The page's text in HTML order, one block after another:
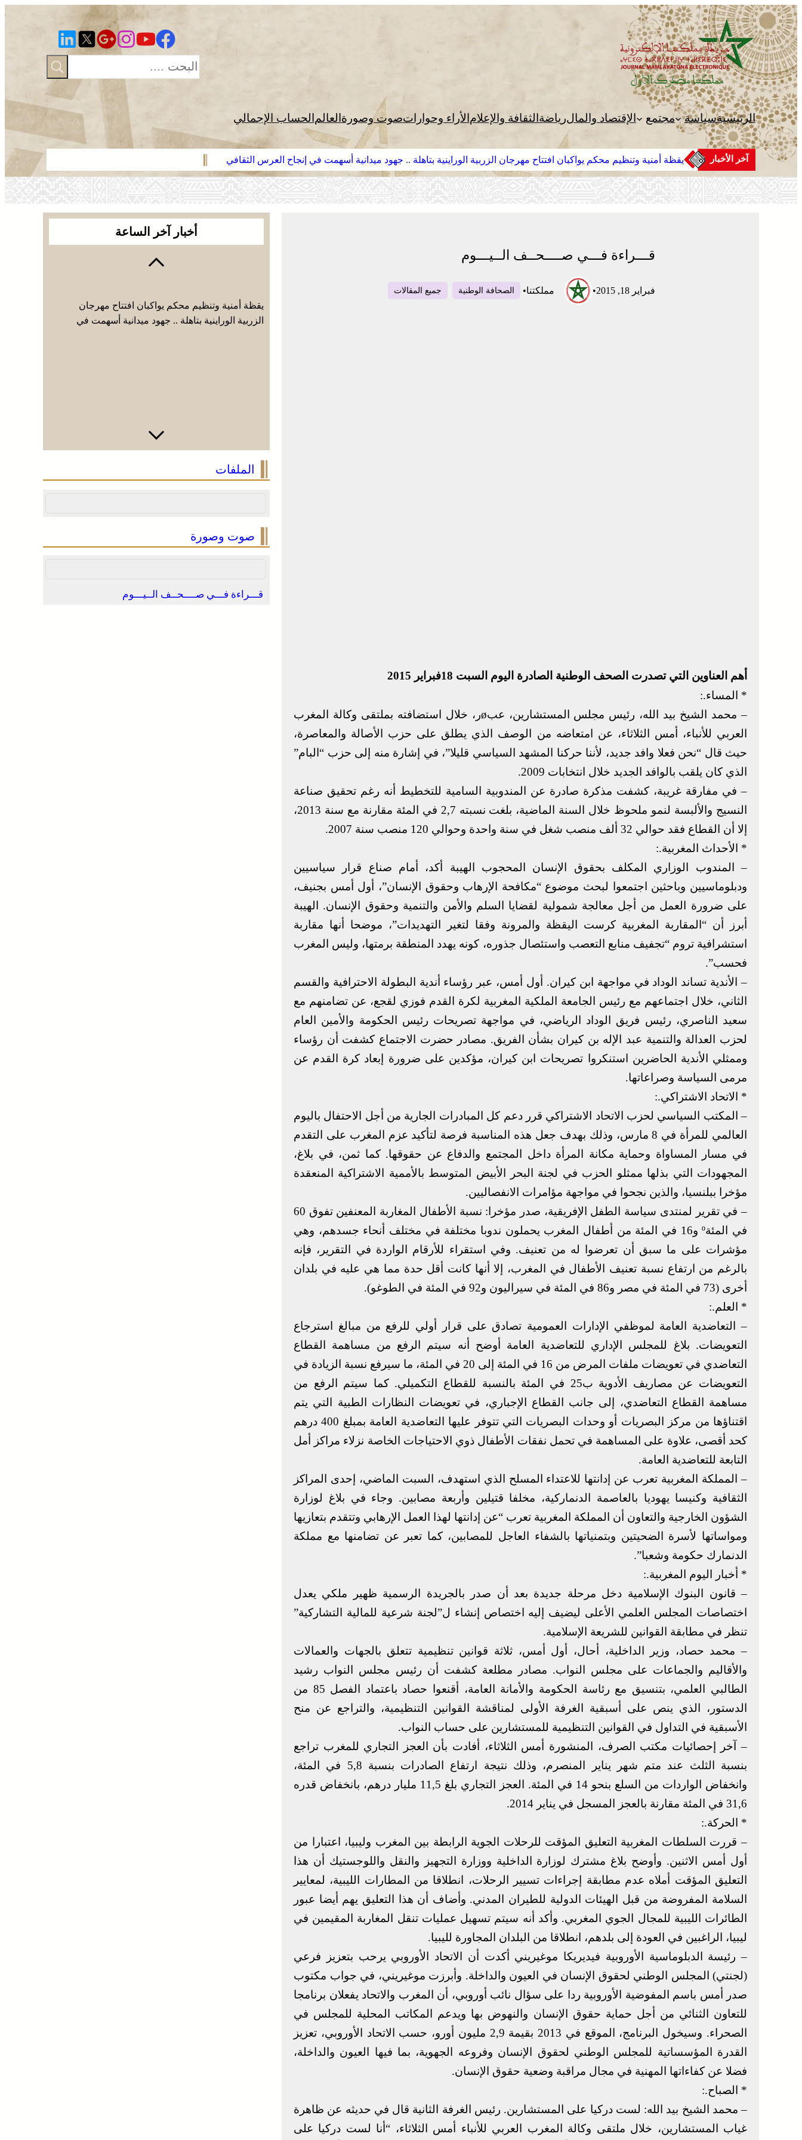
تخطى
إلى
المحتوى
الرئيسيةسياسة مجتمع الإقتصاد والمالرياضة الثقافة والإعلام الأراء وحواراتصوت وصورة العالم الحساب الإجمالي
آخر الأخبار يقظة أمنية وتنظيم محكم يواكبان افتتاح مهرجان الزربية الوراينية بتاهلة .. جهود ميدانية أسهمت في إنجاح العرس الثقافي عائلة
قـــراءة فـــي صــــحــف الــيـــوم
فبراير 18, 2015 • مملكتنا• الصحافة الوطنية جميع المقالات
أهم العناوين التي تصدرت الصحف الوطنية الصادرة اليوم السبت 18فبراير 2015
* المساء.:
– محمد الشيخ بيد الله، رئيس مجلس المستشارين، عبøر، خلال استضافته بملتقى وكالة المغرب
العربي للأنباء، أمس الثلاثاء، عن امتعاضه من الوصف الذي يطلق على حزب الأصالة والمعاصرة،
حيث قال “نحن فعلا وافد جديد، لأننا حركنا المشهد السياسي قليلا”، في إشارة منه إلى حزب “البام”
الذي كان يلقب بالوافد الجديد خلال انتخابات 2009.
– في مفارقة غريبة، كشفت مذكرة صادرة عن المندوبية السامية للتخطيط أنه رغم تحقيق صناعة
النسيج والألبسة لنمو ملحوظ خلال السنة الماضية، بلغت نسبته 2,7 في المئة مقارنة مع سنة 2013،
إلا أن القطاع فقد حوالي 32 ألف منصب شغل في سنة واحدة وحوالي 120 منصب سنة 2007.
* الأحداث المغربية.:
– المندوب الوزاري المكلف بحقوق الإنسان المحجوب الهيبة أكد، أمام صناع قرار سياسيين
ودبلوماسيين وباحثين اجتمعوا لبحث موضوع “مكافحة الإرهاب وحقوق الإنسان”، أول أمس بجنيف،
على ضرورة العمل من أجل معالجة شمولية لقضايا السلم والأمن والتنمية وحقوق الإنسان. الهيبة
أبرز أن “المقاربة المغربية كرست اليقظة والمرونة وفقا لتغير التهديدات”، موضحا أنها مقاربة
استشرافية تروم “تجفيف منابع التعصب واستئصال جذوره، كونه يهدد المنطقة برمتها، وليس المغرب
فحسب”.
– الأندية تساند الوداد في مواجهة ابن كيران. أول أمس، عبر رؤساء أندية البطولة الاحترافية والقسم
الثاني، خلال اجتماعهم مع رئيس الجامعة الملكية المغربية لكرة القدم فوزي لقجع، عن تضامنهم مع
سعيد الناصري، رئيس فريق الوداد الرياضي، في مواجهة تصريحات رئيس الحكومة والأمين العام
لحزب العدالة والتنمية عبد الإله بن كيران بشأن الفريق. مصادر حضرت الاجتماع كشفت أن رؤساء
وممثلي الأندية الحاضرين استنكروا تصريحات ابن كيران، مؤكدين على ضرورة إبعاد كرة القدم عن
مرمى السياسة وصراعاتها.
* الاتحاد الاشتراكي.:
– المكتب السياسي لحزب الاتحاد الاشتراكي قرر دعم كل المبادرات الجارية من أجل الاحتفال باليوم
العالمي للمرأة في 8 مارس، وذلك بهدف جعل هذه المناسبة فرصة لتأكيد عزم المغرب على التقدم
في مسار المساواة وحماية مكانة المرأة داخل المجتمع والدفاع عن حقوقها. كما ثمن، في بلاغ،
المجهودات التي بذلها ممثلو الحزب في لجنة البحر الأبيض المتوسط بالأممية الاشتراكية المنعقدة
مؤخرا ببلنسيا، والذين نجحوا في مواجهة مؤامرات الانفصاليين.
– في تقرير لمنتدى سياسة الطفل الإفريقية، صدر مؤخرا: نسبة الأطفال المغاربة المعنفين تفوق 60
في المئةº و16 في المئة من أطفال المغرب يحملون ندوبا مختلفة في مختلف أنحاء جسدهم، وهي
مؤشرات على ما سبق أن تعرضوا له من تعنيف. وفي استقراء للأرقام الواردة في التقرير، فإنه
بالرغم من ارتفاع نسبة تعنيف الأطفال في المغرب، إلا أنها كانت أقل حدة مما هي عليه في بلدان
أخرى (73 في المئة في مصر و86 في المئة في سيراليون و92 في المئة في الطوغو).
* العلم.:
– التعاضدية العامة لموظفي الإدارات العمومية تصادق على قرار أولي للرفع من مبالغ استرجاع
التعويضات. بلاغ للمجلس الإداري للتعاضدية العامة أوضح أنه سيتم الرفع من مساهمة القطاع
التعاضدي في تعويضات ملفات المرض من 16 في المئة إلى 20 في المئة، ما سيرفع نسبة الزيادة في
التعويضات عن مصاريف الأدوية ب25 في المئة بالنسبة للقطاع التكميلي. كما سيتم الرفع من
مساهمة القطاع التعاضدي، إلى جانب القطاع الإجباري، في تعويضات النظارات الطبية التي يتم
اقتناؤها من مركز البصريات أو وحدات البصريات التي تتوفر عليها التعاضدية العامة بمبلغ 400 درهم
كحد أقصى، علاوة على المساهمة في تحمل نفقات الأطفال ذوي الاحتياجات الخاصة نزلاء مراكز أمل
التابعة للتعاضدية العامة.
– المملكة المغربية تعرب عن إدانتها للاعتداء المسلح الذي استهدف، السبت الماضي، إحدى المراكز
الثقافية وكنيسا يهوديا بالعاصمة الدنماركية، مخلفا قتيلين وأربعة مصابين. وجاء في بلاغ لوزارة
الشؤون الخارجية والتعاون أن المملكة المغربية تعرب “عن إدانتها لهذا العمل الإرهابي وتتقدم بتعازيها
ومواساتها لأسرة الضحيتين وبتمنياتها بالشفاء العاجل للمصابين، كما تعبر عن تضامنها مع مملكة
الدنمارك حكومة وشعبا”.
* أخبار اليوم المغربية.:
– قانون البنوك الإسلامية دخل مرحلة جديدة بعد أن صدر بالجريدة الرسمية ظهير ملكي يعدل
اختصاصات المجلس العلمي الأعلى ليضيف إليه اختصاص إنشاء ل”لجنة شرعية للمالية التشاركية”
تنظر في مطابقة القوانين للشريعة الإسلامية.
– محمد حصاد، وزير الداخلية، أحال، أول أمس، ثلاثة قوانين تنظيمية تتعلق بالجهات والعمالات
والأقاليم والجماعات على مجلس النواب. مصادر مطلعة كشفت أن رئيس مجلس النواب رشيد
الطالبي العلمي، بتنسيق مع رئاسة الحكومة والأمانة العامة، أقنعوا حصاد باعتماد الفصل 85 من
الدستور، الذي ينص على أسبقية الغرفة الأولى لمناقشة القوانين التنظيمية، والتراجع عن منح
الأسبقية في التداول في القوانين التنظيمية للمستشارين على حساب النواب.
– آخر إحصائيات مكتب الصرف، المنشورة أمس الثلاثاء، أفادت بأن العجز التجاري للمغرب تراجع
بنسبة الثلث عند متم شهر يناير المنصرم، وذلك نتيجة ارتفاع الصادرات بنسبة 5,8 في المئة،
وانخفاض الواردات من السلع بنحو 14 في المئة. العجز التجاري بلغ 11,5 مليار درهم، بانخفاض قدره
31,6 في المئة مقارنة بالعجز المسجل في يناير 2014.
* الحركة.:
– قررت السلطات المغربية التعليق المؤقت للرحلات الجوية الرابطة بين المغرب وليبيا، اعتبارا من
أول أمس الاثنين. وأوضح بلاغ مشترك لوزارة الداخلية ووزارة التجهيز والنقل واللوجستيك أن هذا
التعليق المؤقت أملاه عدم مطابقة إجراءات تسيير الرحلات، انطلاقا من المطارات الليبية، لمعايير
السلامة المفروضة من قبل الهيئات الدولية للطيران المدني. وأضاف أن هذا التعليق يهم أيضا عبور
الطائرات الليبية للمجال الجوي المغربي. وأكد أنه سيتم تسهيل عمليات تنقل المغاربة المقيمين في
ليبيا، الراغبين في العودة إلى بلدهم، انطلاقا من البلدان المجاورة لليبيا.
– رئيسة الدبلوماسية الأوروبية فيديريكا موغيريني أكدت أن الاتحاد الأوروبي يرحب بتعزيز فرعي
(لجنتي) المجلس الوطني لحقوق الإنسان في العيون والداخلة. وأبرزت موغيريني، في جواب مكتوب
صدر أمس باسم المفوضية الأوروبية ردا على سؤال نائب أوروبي، أن المغرب والاتحاد يفعلان برنامجا
للتعاون الثنائي من أجل حماية حقوق الإنسان والنهوض بها ويدعم المكاتب المحلية للمجلس في
الصحراء. وسيخول البرنامج، الموقع في 2013 بقيمة 2,9 مليون أورو، حسب الاتحاد الأوروبي، تعزيز
القدرة المؤسساتية للمجلس الوطني لحقوق الإنسان وفروعه الجهوية، بما فيها العيون والداخلة،
فضلا عن كفاءاتها المهنية في مجال مراقبة وضعية حقوق الإنسان.
* الصباح.:
– محمد الشيخ بيد الله: لست دركيا على المستشارين. رئيس الغرفة الثانية قال في حديثه عن ظاهرة
غياب المستشارين، خلال ملتقى وكالة المغرب العربي للأنباء أمس الثلاثاء، “أنا لست دركيا على
أخبار آخر الساعة
يقظة أمنية وتنظيم محكم يواكبان افتتاح مهرجان
الزربية الوراينية بتاهلة .. جهود ميدانية أسهمت في
الملفات
صوت وصورة
قـــراءة فـــي صــــحــف الــيـــوم